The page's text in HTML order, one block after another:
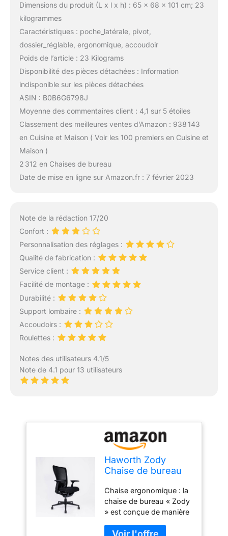
Dimensions du produit (L x l x h) : 65 x 68 x 101 cm; 23
kilogrammes
Caractéristiques : poche_latérale, pivot,
dossier_réglable, ergonomique, accoudoir
Poids de l’article : 23 Kilograms
Disponibilité des pièces détachées : Information
indisponible sur les pièces détachées
ASIN : B0B6G6798J
Moyenne des commentaires client : 4,1 sur 5 étoiles
Classement des meilleures ventes d’Amazon : 938 143
en Cuisine et Maison ( Voir les 100 premiers en Cuisine et
Maison )
2 312 en Chaises de bureau
Date de mise en ligne sur Amazon.fr : 7 février 2023
Note de la rédaction 17/20
Confort :
Personnalisation des réglages :
Qualité de fabrication :
Service client :
Facilité de montage :
Durabilité :
Support lombaire :
Accoudoirs :
Roulettes :
Notes des utilisateurs 4.1/5
Note de 4.1 pour 13 utilisateurs
Haworth Zody
Chaise de bureau
pivotante, avec
accoudoirs et
roulettes, chaise de
bureau confortable
Chaise ergonomique : la
chaise de bureau « Zody
» est conçue de manière
connaissances